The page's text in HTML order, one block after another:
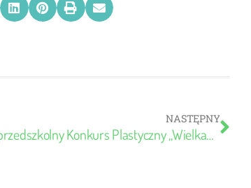
NASTĘPNY
Międzyprzedszkolny Konkurs Plastyczny „Wielkanocne Cuda”- wręczenie nagród